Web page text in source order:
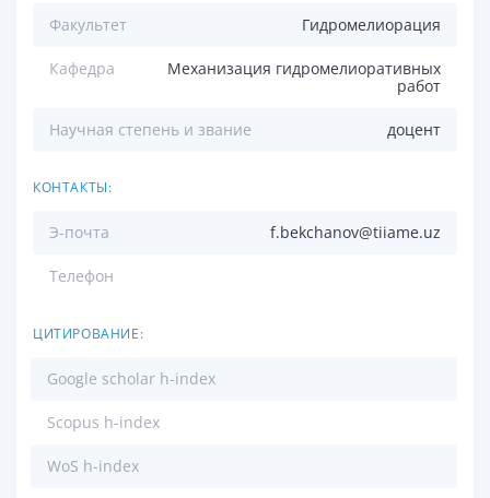
Факультет Гидромелиорация
Кафедра
Механизация гидромелиоративных
работ
Научная степень и звание доцент
КОНТАКТЫ:
Э-почта f.bekchanov@tiiame.uz
Телефон
ЦИТИРОВАНИЕ:
Google scholar h-index
Scopus h-index
WoS h-index